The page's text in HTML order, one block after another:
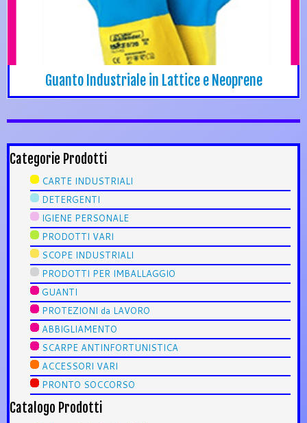
Guanto Industriale in Lattice e Neoprene
Categorie Prodotti
CARTE INDUSTRIALI
DETERGENTI
IGIENE PERSONALE
PRODOTTI VARI
SCOPE INDUSTRIALI
PRODOTTI PER IMBALLAGGIO
GUANTI
PROTEZIONI da LAVORO
ABBIGLIAMENTO
SCARPE ANTINFORTUNISTICA
ACCESSORI VARI
PRONTO SOCCORSO
Catalogo Prodotti